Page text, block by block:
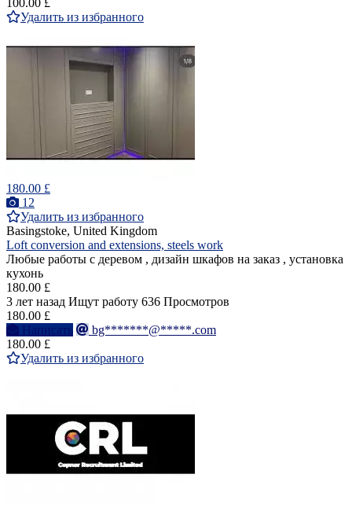
100.00 £
Удалить из избранного
180.00 £
12
Удалить из избранного
Basingstoke, United Kingdom
Loft conversion and extensions, steels work
Любые работы с деревом , дизайн шкафов на заказ , установка
кухонь
180.00 £
3 лет назад Ищут работу 636 Просмотров
180.00 £
Написать
bg*******@*****.com
180.00 £
Удалить из избранного